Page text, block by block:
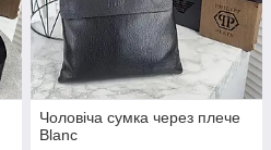
Чоловіча сумка через плече
Blanc